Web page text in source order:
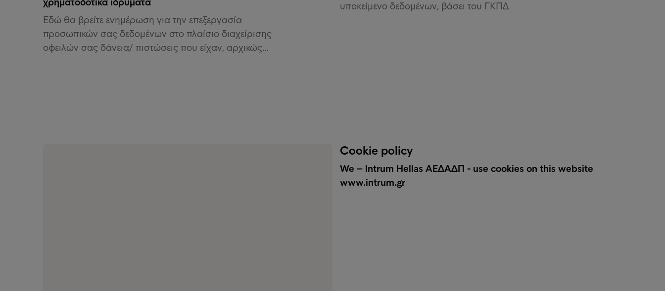
Εδώ θα βρείτε ενημέρωση για την επεξεργασία
προσωπικών σας δεδομένων στο πλαίσιο διαχείρισης
οφειλών σας δάνεια/ πιστώσεις που είχαν, αρχικώς…
υποκείμενο δεδομένων, βάσει του ΓΚΠΔ
Cookie policy
We – Intrum Hellas ΑΕΔΑΔΠ - use cookies on this website
www.intrum.gr